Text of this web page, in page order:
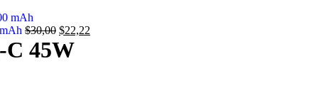
$30,00 $22,22
C 45W